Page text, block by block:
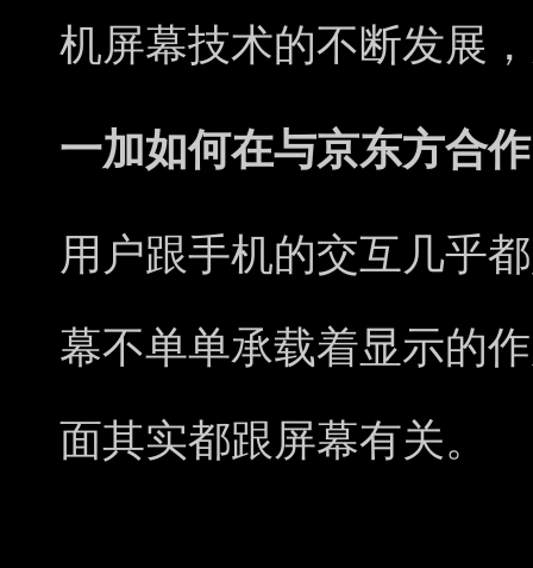
机屏幕技术的不断发展
一加如何在与京东方合
用户跟手机的交互几乎
幕不单单承载着显示的
面其实都跟屏幕有关。